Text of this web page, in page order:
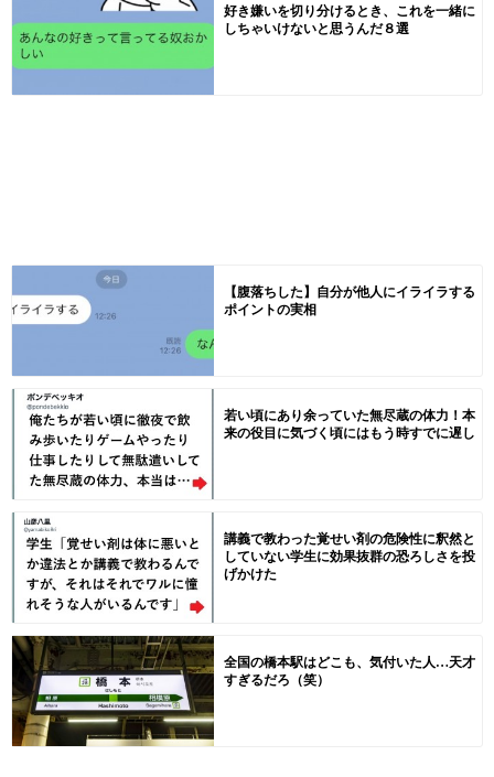
好き嫌いを切り分けるとき、これを一緒に
しちゃいけないと思うんだ８選
【腹落ちした】自分が他人にイライラする
ポイントの実相
若い頃にあり余っていた無尽蔵の体力！本
来の役目に気づく頃にはもう時すでに遅し
講義で教わった覚せい剤の危険性に釈然と
していない学生に効果抜群の恐ろしさを投
げかけた
全国の橋本駅はどこも、気付いた人…天才
すぎるだろ（笑）